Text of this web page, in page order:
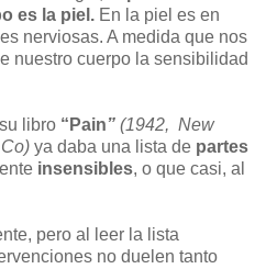
es la piel. En la piel es en
nerviosas. A medida que nos
nuestro cuerpo la sensibilidad
libro “Pain” (1942, New
ya daba una lista de partes
insensibles, o que casi, al
pero al leer la lista
no duelen tanto